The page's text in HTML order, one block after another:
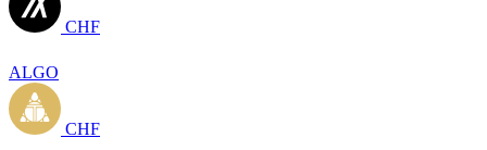
CHF
ALGO
CHF